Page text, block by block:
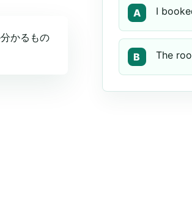
かるもの
A I
B The